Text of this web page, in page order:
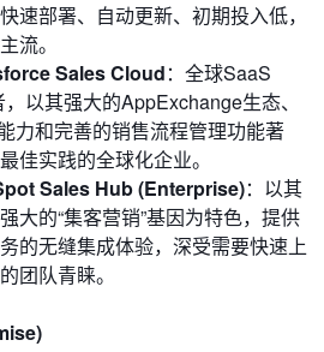
速部署、自动更新、初期投入低，
流。
Sales Cloud：全球SaaS
以其强大的AppExchange生态、
力和完善的销售流程管理功能著
佳实践的全球化企业。
Sales Hub (Enterprise)：以其
大的“集客营销”基因为特色，提供
的无缝集成体验，深受需要快速上
团队青睐。